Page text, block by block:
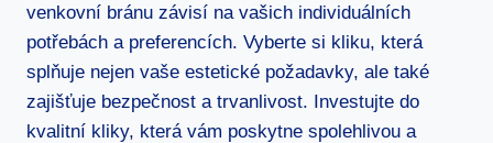
venkovní bránu závisí na vašich individuálních
potřebách a preferencích. Vyberte si kliku, která
splňuje ‌nejen vaše estetické požadavky, ale také
zajišťuje bezpečnost a trvanlivost. ⁤Investujte do
kvalitní kliky, která vám ‌poskytne spolehlivou a